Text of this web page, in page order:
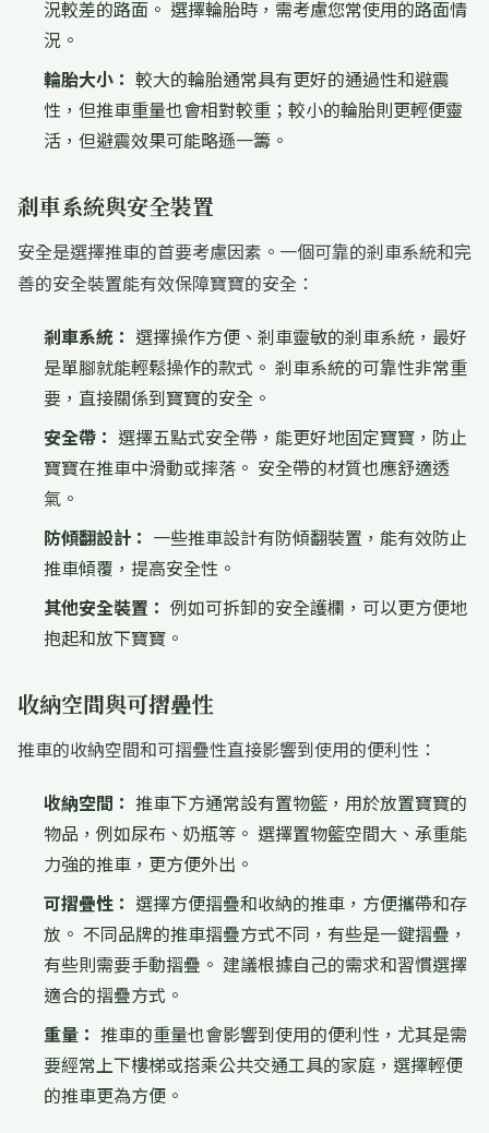
況較差的路面。 選擇輪胎時，需考慮您常使用的路面情
況。
輪胎大小： 較大的輪胎通常具有更好的通過性和避震
性，但推車重量也會相對較重；較小的輪胎則更輕便靈
活，但避震效果可能略遜一籌。
剎車系統與安全裝置
安全是選擇推車的首要考慮因素。一個可靠的剎車系統和完
善的安全裝置能有效保障寶寶的安全：
剎車系統： 選擇操作方便、剎車靈敏的剎車系統，最好
是單腳就能輕鬆操作的款式。 剎車系統的可靠性非常重
要，直接關係到寶寶的安全。
安全帶： 選擇五點式安全帶，能更好地固定寶寶，防止
寶寶在推車中滑動或摔落。 安全帶的材質也應舒適透
氣。
防傾翻設計： 一些推車設計有防傾翻裝置，能有效防止
推車傾覆，提高安全性。
其他安全裝置： 例如可拆卸的安全護欄，可以更方便地
抱起和放下寶寶。
收納空間與可摺疊性
推車的收納空間和可摺疊性直接影響到使用的便利性：
收納空間： 推車下方通常設有置物籃，用於放置寶寶的
物品，例如尿布、奶瓶等。 選擇置物籃空間大、承重能
力強的推車，更方便外出。
可摺疊性： 選擇方便摺疊和收納的推車，方便攜帶和存
放。 不同品牌的推車摺疊方式不同，有些是一鍵摺疊，
有些則需要手動摺疊。 建議根據自己的需求和習慣選擇
適合的摺疊方式。
重量： 推車的重量也會影響到使用的便利性，尤其是需
要經常上下樓梯或搭乘公共交通工具的家庭，選擇輕便
的推車更為方便。